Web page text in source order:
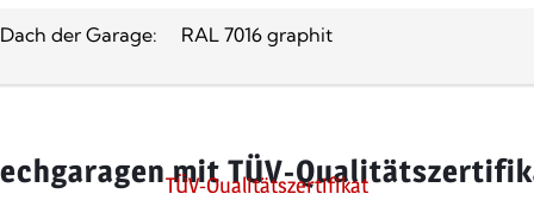
Dach der Garage: RAL 7016 graphit
mit TÜV-
TÜV-Qualitätszertifikat